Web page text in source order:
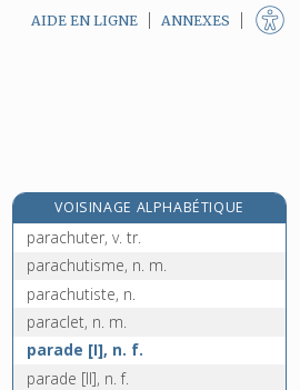
AIDE EN LIGNE ANNEXES
VOISINAGE ALPHABÉTIQUE
parachute, n. m.
parachuter, v. tr.
parachutisme, n. m.
parachutiste, n.
paraclet, n. m.
parade [I], n. f.
parade [II], n. f.